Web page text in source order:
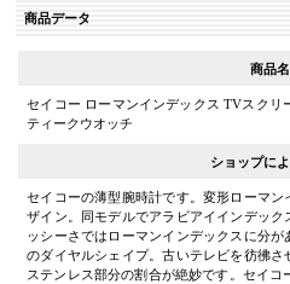
商品データ
商品名
セイコー ローマンインデックス TVスクリ
ティークウオッチ
ショップに
セイコーの薄型腕時計です。変形ローマ
ザイン。同モデルでアラビアイインデッ
ッシーさではローマンインデックスに分
のダイヤルシェイプ。古いテレビを彷彿
ステンレス部分の割合が絶妙です。セイ